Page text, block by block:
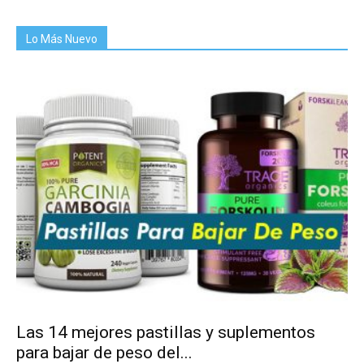
Lo Más Nuevo
Las 14 mejores pastillas y suplementos
para bajar de peso del...